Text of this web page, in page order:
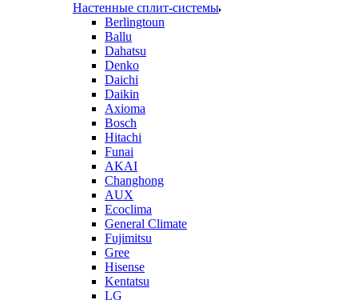
Настенные сплит-системы
Berlingtoun
Ballu
Dahatsu
Denko
Daichi
Daikin
Axioma
Bosch
Hitachi
Funai
AKAI
Changhong
AUX
Ecoclima
General Climate
Fujimitsu
Gree
Hisense
Kentatsu
LG